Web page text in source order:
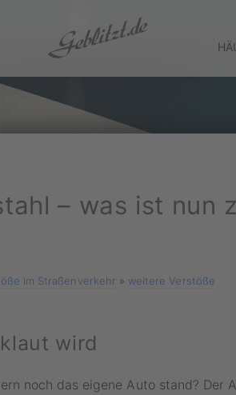
– was ist nun
im Straßenverkehr » weitere Verstöße
wird
noch das eigene Auto stand? Der